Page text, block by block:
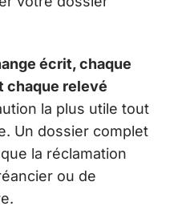
écrit, chaque
chaque relevé
la plus utile tout
Un dossier complet
la réclamation
ou de